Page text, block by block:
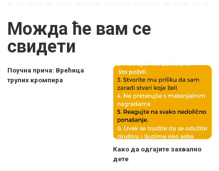
Можда ће вам се
свидети
Поучна прича: Врећица
трулих кромпира
Како да одгајите захвално
дете